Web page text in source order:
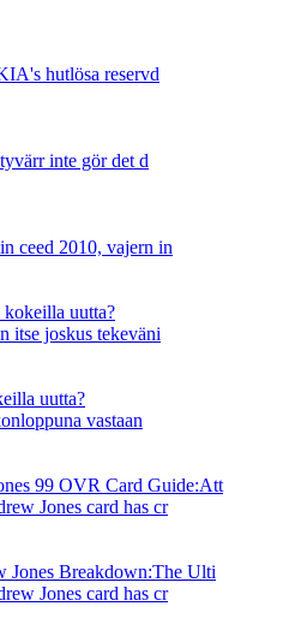
hutlösa reservd
inte gör det d
ceed 2010, vajern in
kokeilla uutta?
itse joskus tekeväni
uutta?
vastaan
99 OVR Card Guide:Att
Jones card has cr
Breakdown:The Ulti
Jones card has cr